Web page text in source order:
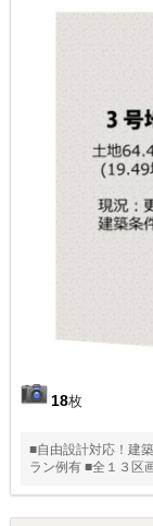
18枚
■自由設計対応！建
ラン例有 ■全１３区